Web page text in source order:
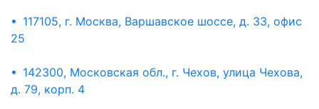
• 117105, г. Москва, Варшавское шоссе, д. 33, офис
25
• 142300, Московская обл., г. Чехов, улица Чехова,
д. 79, корп. 4